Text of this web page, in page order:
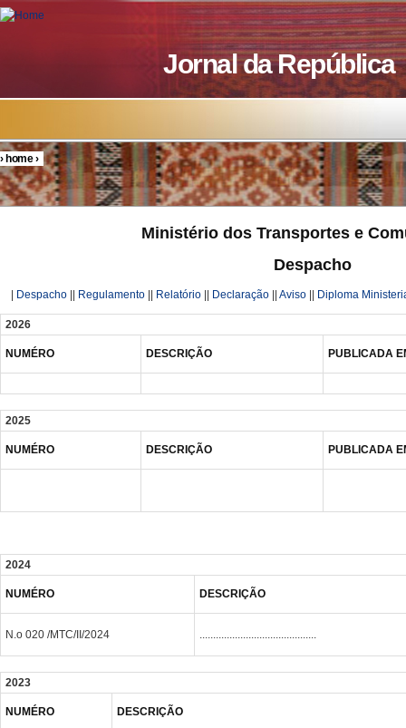
Skip to main content
Jornal da República
You are here
›home›
Ministério dos Transportes e
Despacho
| Despacho || Regulamento || Relatório || Declaração || Aviso || Diploma
2026
NUMÉRO DESCRIÇÃO PUBLICADA
2025
NUMÉRO DESCRIÇÃO PUBLICADA
2024
NUMÉRO DESCRIÇÃO
N.o 020 /MTC/II/2024 ...........................................
2023
NUMÉRO DESCRIÇÃO